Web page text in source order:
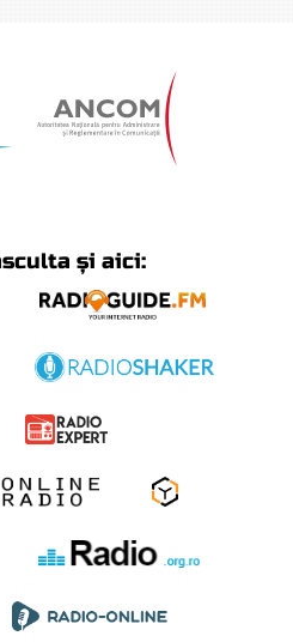
și aici: